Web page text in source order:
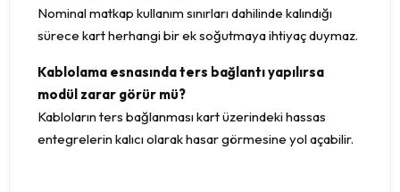
Nominal matkap kullanım sınırları dahilinde kalındığı
sürece kart herhangi bir ek soğutmaya ihtiyaç duymaz.
Kablolama esnasında ters bağlantı yapılırsa
modül zarar görür mü?
Kabloların ters bağlanması kart üzerindeki hassas
entegrelerin kalıcı olarak hasar görmesine yol açabilir.